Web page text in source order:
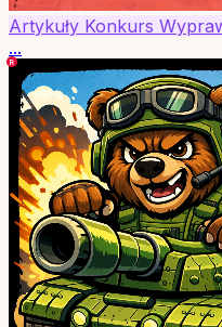
Artykuły Konkurs
...